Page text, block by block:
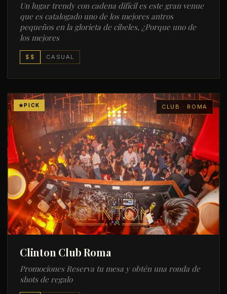
Un lugar trendy con cadena difícil es este gran venue
que es catalogado uno de los mejores antros
pequeños en la glorieta de cibeles, ¿Porque uno de
los mejores
$$ CASUAL
CLUB · ROMA
PICK
Clinton Club Roma
Promociones Reserva tu mesa y obtén una ronda de
shots de regalo